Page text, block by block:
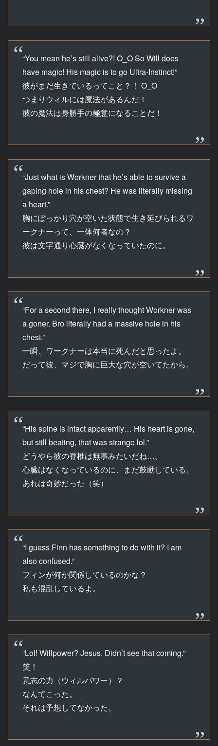
“You mean he’s still alive?! O_O So Will does
have magic! His magic is to go Ultra-Instinct!”
彼がまだ生きているってこと？！ O_O
つまりウィルには魔法があるんだ！
彼の魔法は身勝手の極意になることだ！
“Just what is Workner that he’s able to survive a
gaping hole in his chest? He was literally missing
a heart.”
胸にぽっかり穴が空いた状態で生き延びられるワ
ークナーって、一体何者なの？
彼は文字通り心臓がなくなっていたのに。
“For a second there, I really thought Workner was
a goner. Bro literally had a massive hole in his
chest.”
一瞬、ワークナーは本当に死んだと思ったよ。
だって彼、マジで胸に巨大な穴が空いてたから。
“His spine is intact apparently… His heart is gone,
but still beating, that was strange lol.”
どうやら彼の脊椎は無事みたいだね…。
心臓はなくなっているのに、まだ鼓動している。
あれは奇妙だった（笑）
“I guess Finn has something to do with it? I am
also confused.”
フィンが何か関係しているのかな？
私も混乱しているよ。
“Lol! Willpower? Jesus. Didn’t see that coming.”
笑！
意志の力（ウィルパワー）？
なんてこった。
それは予想してなかった。